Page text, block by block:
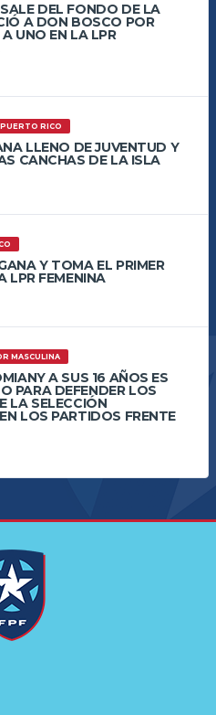
DEL FONDO DE LA
A DON BOSCO POR
UNO EN LA LPR
RICO
LLENO DE JUVENTUD Y
CANCHAS DE LA ISLA
Y TOMA EL PRIMER
LPR FEMENINA
MASCULINA
A SUS 16 AÑOS ES
PARA DEFENDER LOS
LA SELECCIÓN
LOS PARTIDOS FRENTE